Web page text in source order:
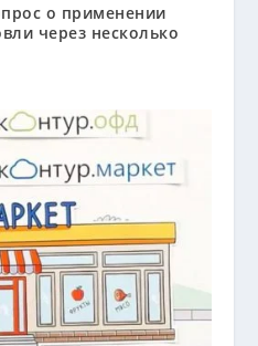
о применении
через несколько